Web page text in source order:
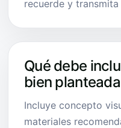
recuerde y
Qué debe
bien planteada
Incluye concepto
materiales